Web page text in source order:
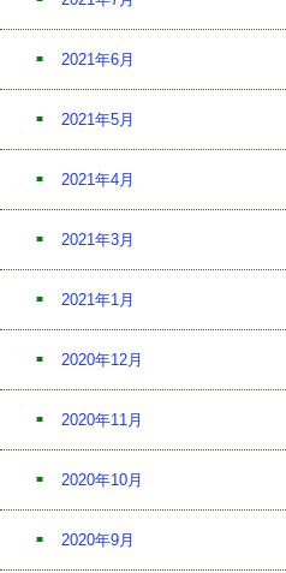
2021年6月
2021年5月
2021年4月
2021年3月
2021年1月
2020年12月
2020年11月
2020年10月
2020年9月